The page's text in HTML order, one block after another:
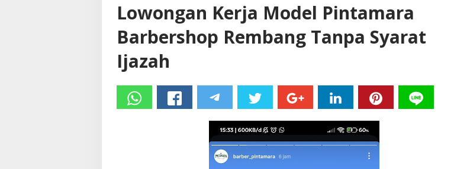
Lowongan Kerja Model Pintamara
Barbershop Rembang Tanpa Syarat
Ijazah